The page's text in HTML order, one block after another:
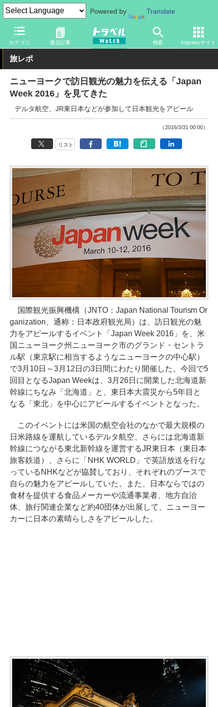
Powered by Translate
カテゴリ 過去記事 検索 Impressサイト
トラベル Watch 企業・政府・官庁 海外エアライン
旅レポ
ニューヨークで訪日観光の魅力を伝える「Japan
Week 2016」を見てきた
デルタ航空、JR東日本などが参加して日本観光をアピール
（2016/3/31 00:00）
リスト
国際観光振興機構（JNTO：Japan National Tourism Or
ganization、通称：日本政府観光局）は、訪日観光の魅
力をアピールするイベント「Japan Week 2016」を、米
国ニューヨーク州ニューヨーク市のグランド・セントラ
ル駅（東京駅に相当するようなニューヨークの中心駅）
で3月10日～3月12日の3日間にわたり開催した。今回で5
回目となるJapan Weekは、3月26日に開業した北海道新
幹線にちなみ「北海道」と、東日本大震災から5年目と
なる「東北」を中心にアピールするイベントとなった。
このイベントには米国の航空会社のなかで最大規模の
日米路線を運航しているデルタ航空、さらには北海道新
幹線につながる東北新幹線を運営するJR東日本（東日本
旅客鉄道）、さらに「NHK WORLD」で英語放送を行な
っているNHKなどが協賛しており、それぞれのブースで
自らの魅力をアピールしていた。また、日本ならではの
食材を提供する食品メーカーや流通事業者、地方自治
体、旅行関連企業など約40団体が出展して、ニューヨー
カーに日本の素晴らしさをアピールした。